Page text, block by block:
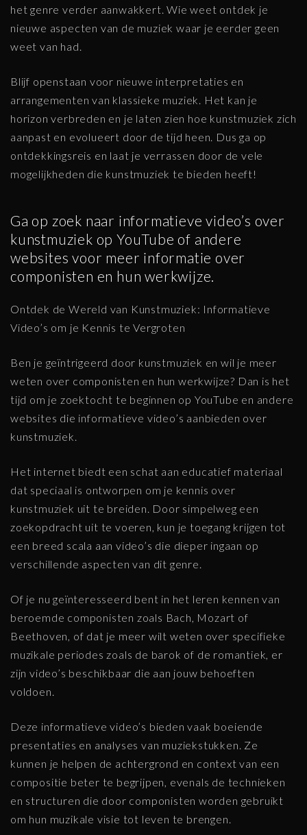
het genre verder aanwakkert. Wie weet ontdek je
nieuwe aspecten van de muziek waar je eerder geen
weet van had.
Blijf openstaan voor nieuwe interpretaties en
arrangementen van klassieke muziek. Het kan je
horizon verbreden en je laten zien hoe kunstmuziek zich
aanpast en evolueert door de tijd heen. Dus ga op
ontdekkingsreis en laat je verrassen door de vele
mogelijkheden die kunstmuziek te bieden heeft!
Ga op zoek naar informatieve video’s over
kunstmuziek op YouTube of andere
websites voor meer informatie over
componisten en hun werkwijze.
Ontdek de Wereld van Kunstmuziek: Informatieve
Video’s om je Kennis te Vergroten
Ben je geïntrigeerd door kunstmuziek en wil je meer
weten over componisten en hun werkwijze? Dan is het
tijd om je zoektocht te beginnen op YouTube en andere
websites die informatieve video’s aanbieden over
kunstmuziek.
Het internet biedt een schat aan educatief materiaal
dat speciaal is ontworpen om je kennis over
kunstmuziek uit te breiden. Door simpelweg een
zoekopdracht uit te voeren, kun je toegang krijgen tot
een breed scala aan video’s die dieper ingaan op
verschillende aspecten van dit genre.
Of je nu geïnteresseerd bent in het leren kennen van
beroemde componisten zoals Bach, Mozart of
Beethoven, of dat je meer wilt weten over specifieke
muzikale periodes zoals de barok of de romantiek, er
zijn video’s beschikbaar die aan jouw behoeften
voldoen.
Deze informatieve video’s bieden vaak boeiende
presentaties en analyses van muziekstukken. Ze
kunnen je helpen de achtergrond en context van een
compositie beter te begrijpen, evenals de technieken
en structuren die door componisten worden gebruikt
om hun muzikale visie tot leven te brengen.